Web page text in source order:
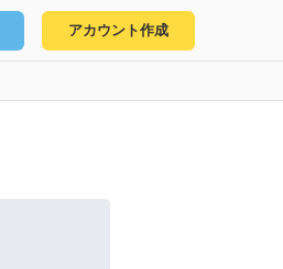
アカウント作成